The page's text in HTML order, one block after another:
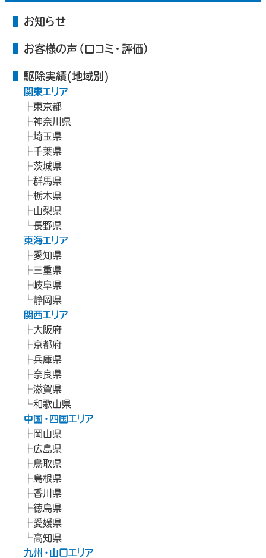
お知らせ
お客様の声（口コミ・評価）
駆除実績(地域別)
関東エリア
東京都
神奈川県
埼玉県
千葉県
茨城県
群馬県
栃木県
山梨県
長野県
東海エリア
愛知県
三重県
岐阜県
静岡県
関西エリア
大阪府
京都府
兵庫県
奈良県
滋賀県
和歌山県
中国・四国エリア
岡山県
広島県
鳥取県
島根県
香川県
徳島県
愛媛県
高知県
九州・山口エリア